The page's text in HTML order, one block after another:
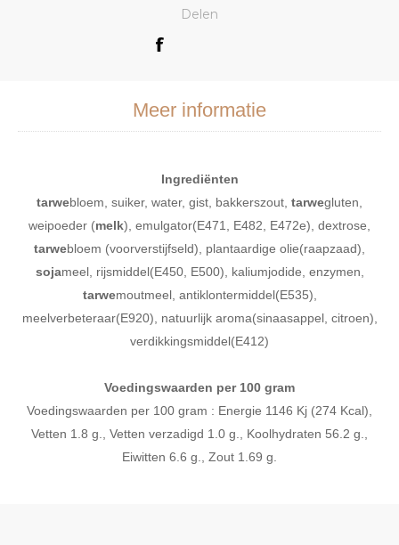
Delen
Meer informatie
Ingrediënten
tarwebloem, suiker, water, gist, bakkerszout, tarwegluten,
weipoeder (melk), emulgator(E471, E482, E472e), dextrose,
tarwebloem (voorverstijfseld), plantaardige olie(raapzaad),
sojameel, rijsmiddel(E450, E500), kaliumjodide, enzymen,
tarwemoutmeel, antiklontermiddel(E535),
meelverbeteraar(E920), natuurlijk aroma(sinaasappel, citroen),
verdikkingsmiddel(E412)
Voedingswaarden per 100 gram
Voedingswaarden per 100 gram : Energie 1146 Kj (274 Kcal),
Vetten 1.8 g., Vetten verzadigd 1.0 g., Koolhydraten 56.2 g.,
Eiwitten 6.6 g., Zout 1.69 g.